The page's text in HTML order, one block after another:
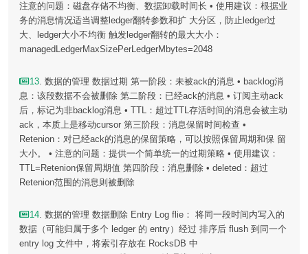
注意的问题：磁盘存储不均衡、数据卸载时间长 • 使用建议：根据业
务的消息情况适当调整ledger翻转参数和扩 大分区，防止ledger过
大、ledger大小不均衡 触发ledger翻转的最大大小：
managedLedgerMaxSizePerLedgerMbytes=2048
13. 数据的管理 数据过期 第一阶段：未被ack的消息 • backlog消
息：该段数据不会被删除 第二阶段：已经ack的消息 • 订阅主动ack
后，标记为非backlog消息 • TTL：超过TTL存活时间的消息会被主动
ack，本质上是移动cursor 第三阶段：消息保留时间检查 •
Retenion：对已经ack的消息的保留策略，可以按照保留周期和保 留
大小。 • 注意的问题：提供一个简单统一的过期策略 • 使用建议：
TTL=Retenion保留周期值 第四阶段：消息删除 • deleted：超过
Retenion范围的消息则被删除
14. 数据的管理 数据删除 Entry Log flie： 将同一段时间内写入的
数据（可能归属于多个 ledger 的 entry）经过 排序后 flush 到同一个
entry log 文件中，将索引存放在 RocksDB 中